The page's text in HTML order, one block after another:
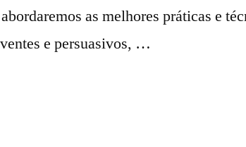
as melhores práticas e
e persuasivos, …